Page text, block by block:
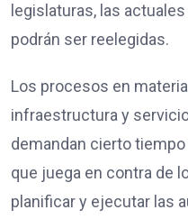
legislaturas, las
podrán ser reelegidas.
Los procesos en
infraestructura y
demandan cierto
que juega en contra de
planificar y ejecutar las